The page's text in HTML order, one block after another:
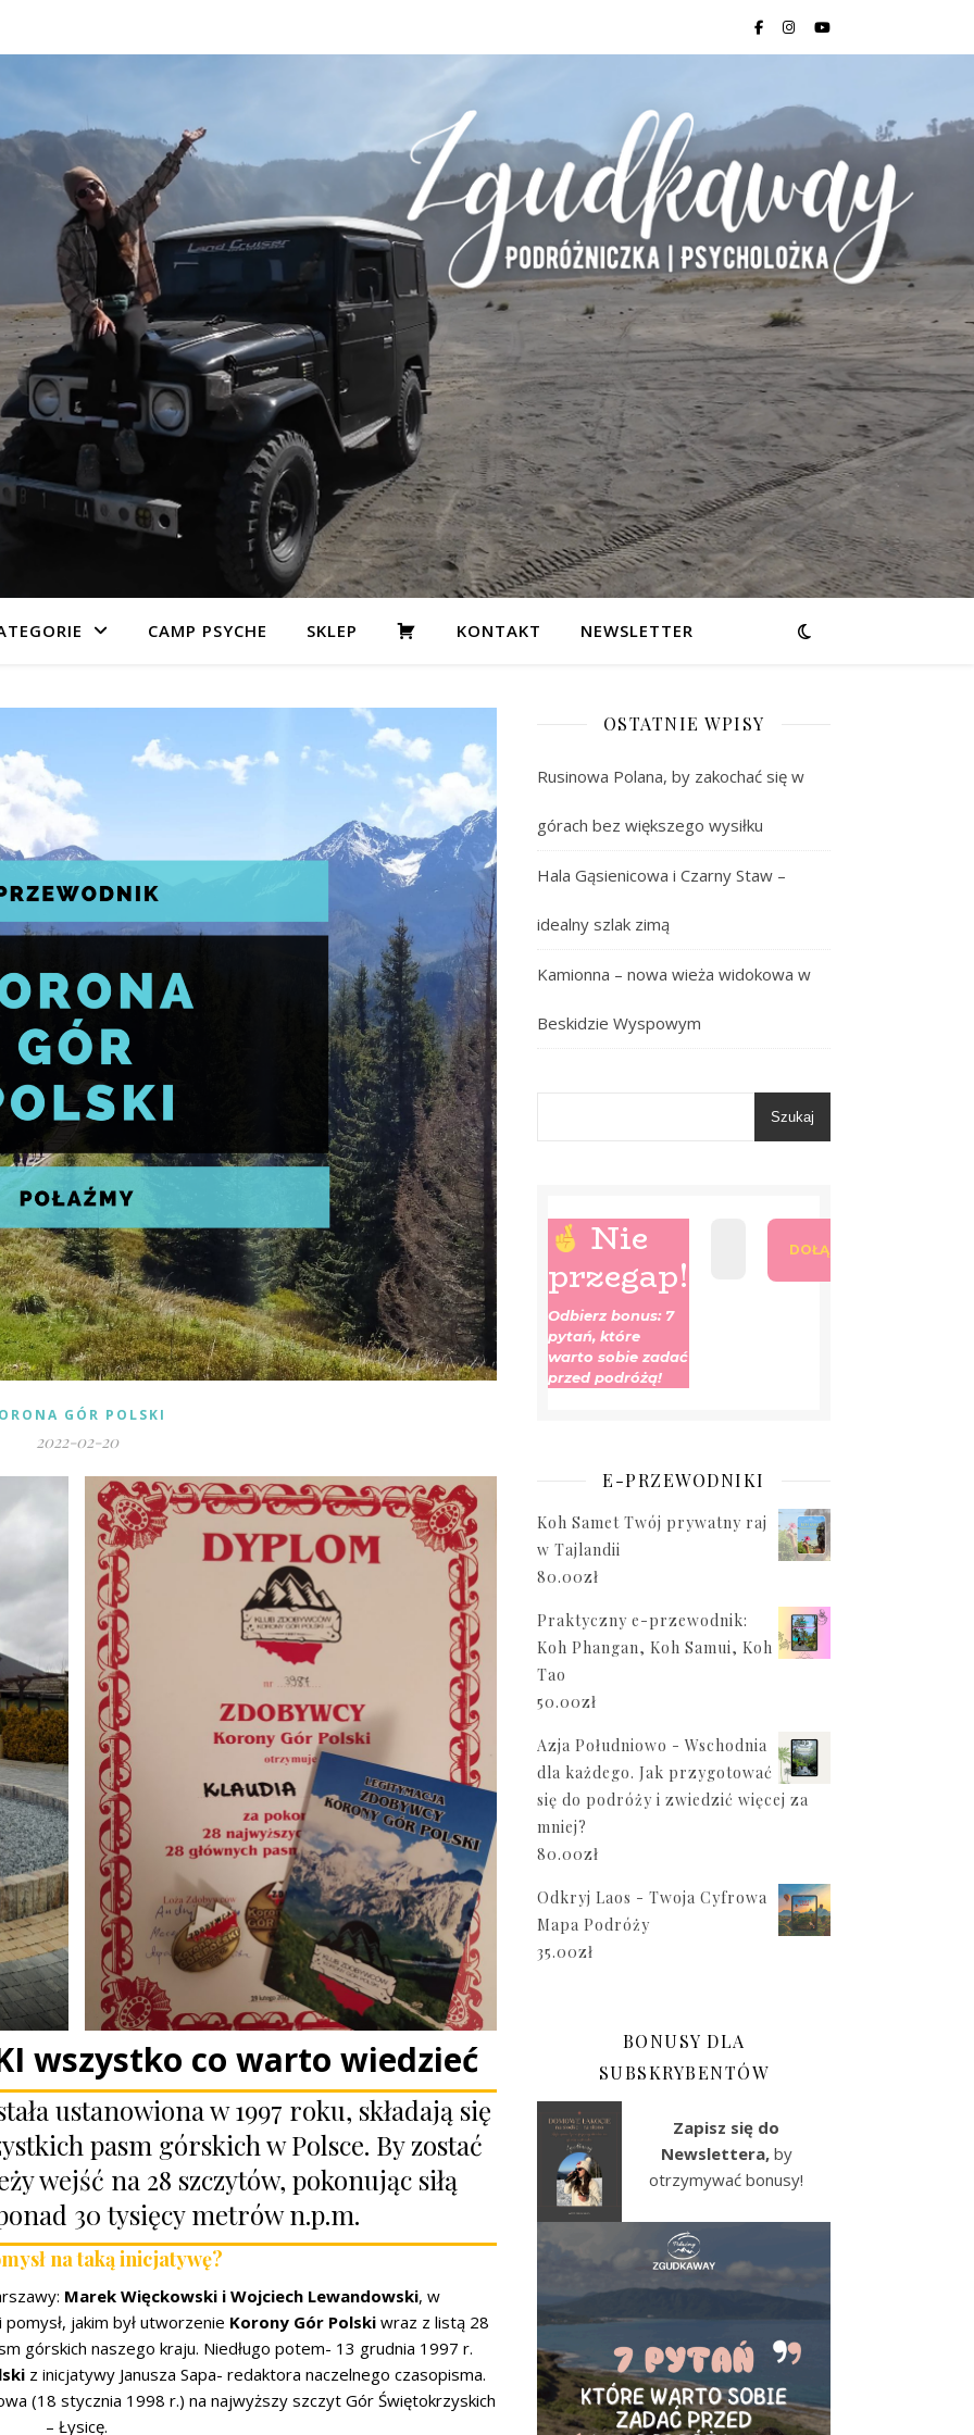
CAMP PSYCHE SKLEP KOSZYKKONTAKT NEWSLETTER
GÓR POLSKI
2022-02-20
wszystko co warto wiedzieć
ustanowiona w 1997 roku, składają się
pasm górskich w Polsce. By zostać
wejść na 28 szczytów, pokonując siłą
30 tysięcy metrów n.p.m.
na taką inicjatywę?
Marek Więckowski i Wojciech Lewandowski, w
jakim był utworzenie Korony Gór Polski wraz z listą 28
górskich naszego kraju. Niedługo potem- 13 grudnia 1997 r.
z inicjatywy Janusza Sapa- redaktora naczelnego czasopisma.
(18 stycznia 1998 r.) na najwyższy szczyt Gór Świętokrzyskich
– Łysicę.
OSTATNIE WPISY
Rusinowa Polana, by zakochać się w
górach bez większego wysiłku
Hala Gąsienicowa i Czarny Staw –
idealny szlak zimą
Kamionna – nowa wieża widokowa w
Beskidzie Wyspowym
Szukaj
Nie
przegap!
Odbierz bonus: 7
pytań, które
warto sobie zadać
przed podróżą!
E-PRZEWODNIKI
Koh Samet Twój prywatny raj
w Tajlandii
80.00zł
Praktyczny e-przewodnik:
Koh Phangan, Koh Samui, Koh
Tao
50.00zł
Azja Południowo - Wschodnia
dla każdego. Jak przygotować
się do podróży i zwiedzić więcej za
mniej?
80.00zł
Odkryj Laos - Twoja Cyfrowa
Mapa Podróży
35.00zł
BONUSY DLA
SUBSKRYBENTÓW
Zapisz się do
Newslettera,by
otrzymywać bonusy!